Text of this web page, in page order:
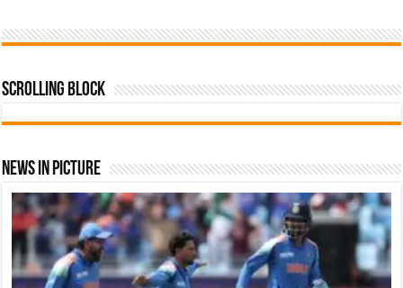
Scrolling Block
News In Picture